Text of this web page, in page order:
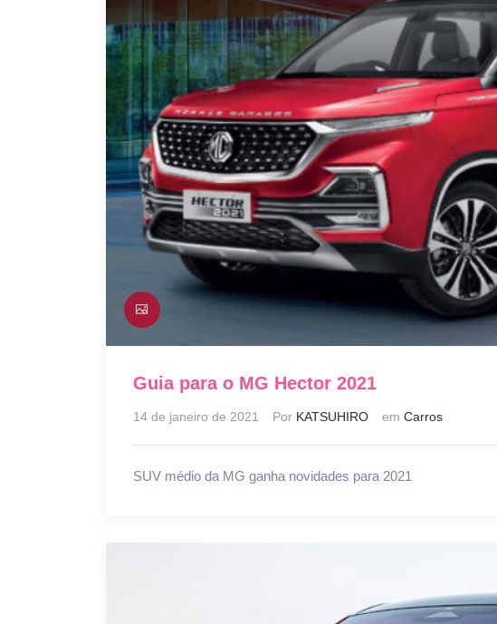
Guia para o MG Hector 2021
14 de janeiro de 2021 Por KATSUHIRO em Carros
SUV médio da MG ganha novidades para 2021